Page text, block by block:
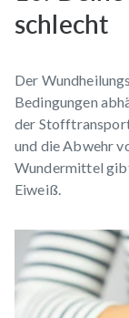
schlecht
Der
Bedingungen
der
und die Abwehr
Wundermittel
Eiweiß.